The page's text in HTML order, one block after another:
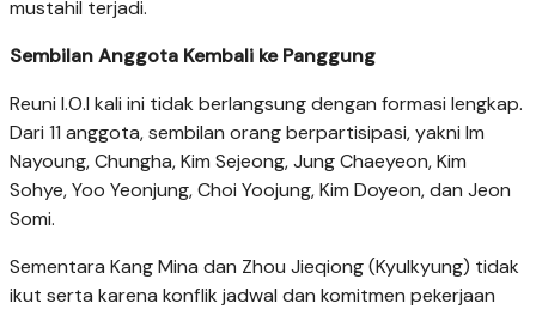
mustahil terjadi.
Sembilan Anggota Kembali ke Panggung
Reuni I.O.I kali ini tidak berlangsung dengan formasi lengkap.
Dari 11 anggota, sembilan orang berpartisipasi, yakni Im
Nayoung, Chungha, Kim Sejeong, Jung Chaeyeon, Kim
Sohye, Yoo Yeonjung, Choi Yoojung, Kim Doyeon, dan Jeon
Somi.
Sementara Kang Mina dan Zhou Jieqiong (Kyulkyung) tidak
ikut serta karena konflik jadwal dan komitmen pekerjaan